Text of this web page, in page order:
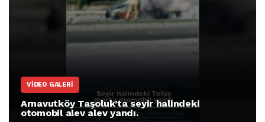
VIDEO GALERI
Arnavutköy Taşoluk’ta seyir halindeki
otomobil alev alev yandı.